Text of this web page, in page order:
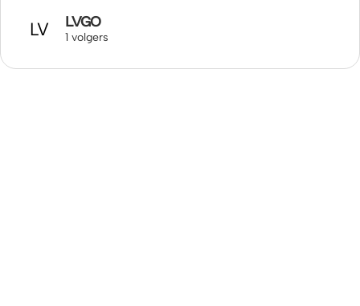
LV LVGO
1 volgers